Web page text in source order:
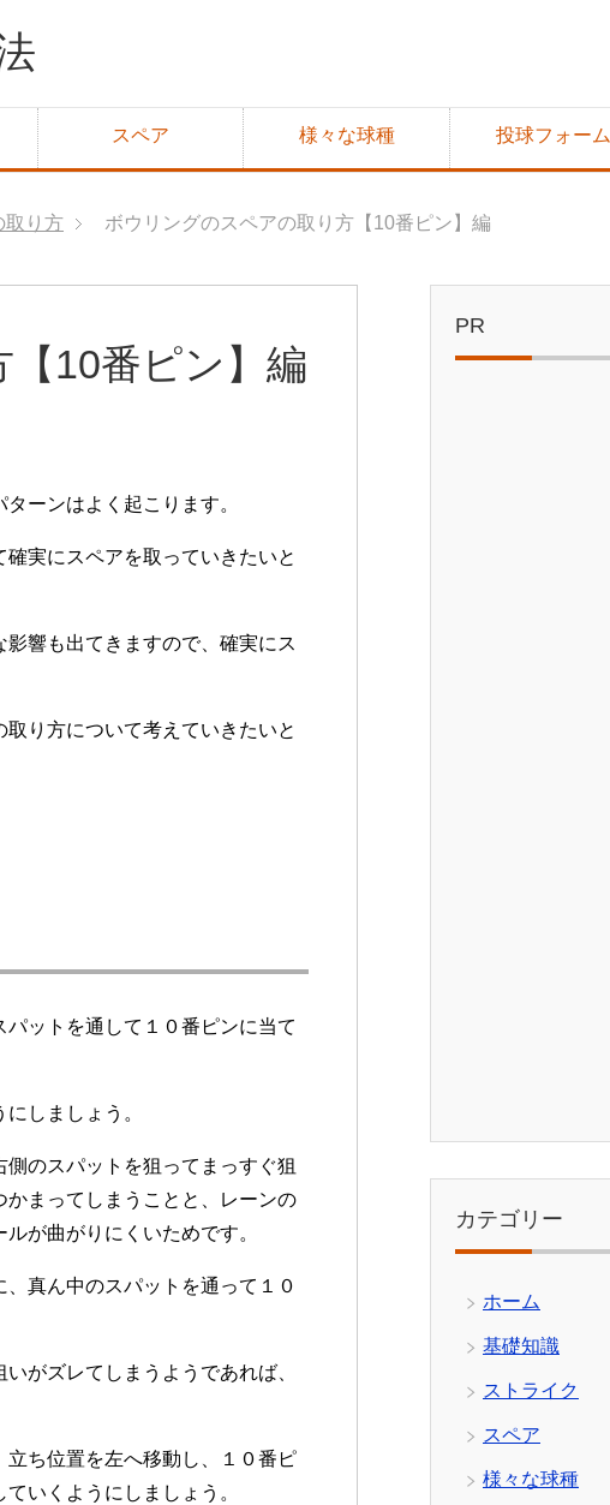
スペア 様々な球種 投球フォーム
取り方 ボウリングのスペアの取り方【10番ピン】編
10番ピン】編
ーンはよく起こります。
実にスペアを取っていきたいと
響も出てきますので、確実にス
り方について考えていきたいと
ットを通して１０番ピンに当て
しましょう。
のスパットを狙ってまっすぐ狙
まってしまうことと、レーンの
が曲がりにくいためです。
真ん中のスパットを通って１０
がズレてしまうようであれば、
ち位置を左へ移動し、１０番ピ
いくようにしましょう。
PR
カテゴリー
ホーム
基礎知識
ストライク
スペア
様々な球種